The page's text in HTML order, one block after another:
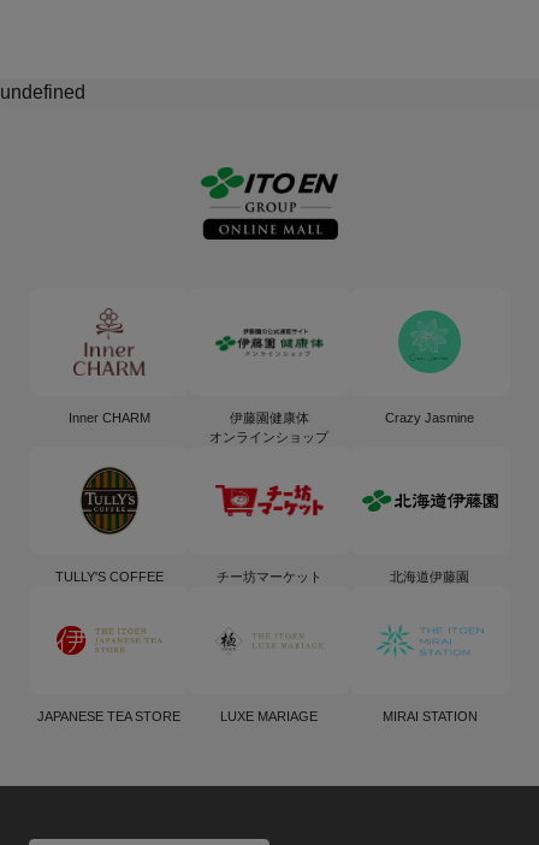
undefined
Inner CHARM
伊藤園健康体
オンラインショップ
Crazy Jasmine
TULLY'S COFFEE チー坊マーケット 北海道伊藤園
JAPANESE TEA STORE LUXE MARIAGE MIRAI STATION